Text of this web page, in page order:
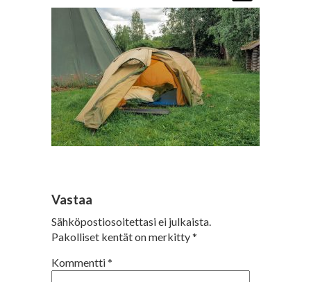
Vastaa
Sähköpostiosoitettasi ei julkaista.
Pakolliset kentät on merkitty*
Kommentti*